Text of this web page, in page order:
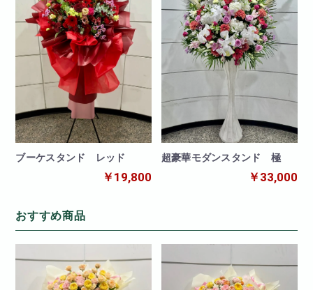
ブーケスタンド レッド
￥19,800
超豪華モダンスタンド 極
￥33,000
おすすめ商品